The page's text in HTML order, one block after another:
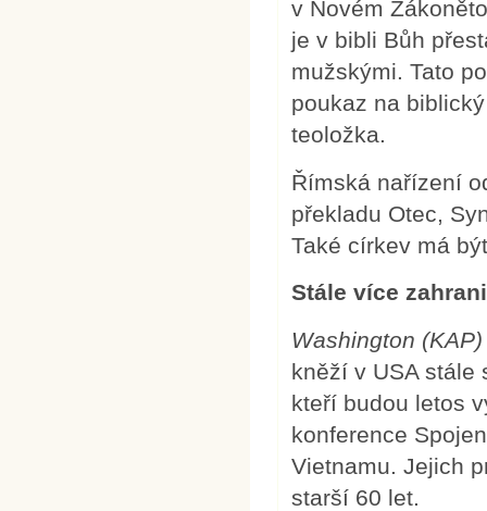
v Novém
je v bibli Bůh
mužskými. Tato
poukaz na
teoložka.
Římská nařízení
překladu Otec,
Také církev má
Stále více
Washington (KAP)
kněží v USA stále
kteří budou letos
konference
Vietnamu. Jejich
starší 60 let.